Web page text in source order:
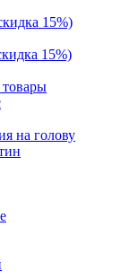
15%)
15%)
на голову